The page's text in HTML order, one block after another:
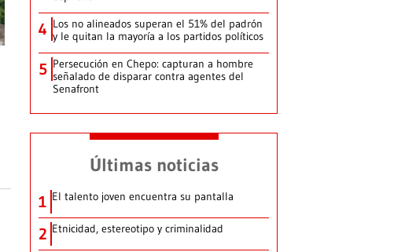
4 Los no alineados superan el 51% del padrón
y le quitan la mayoría a los partidos políticos
5 Persecución en Chepo: capturan a hombre
señalado de disparar contra agentes del
Senafront
Últimas noticias
1 El talento joven encuentra su pantalla​
2 Etnicidad, estereotipo y criminalidad